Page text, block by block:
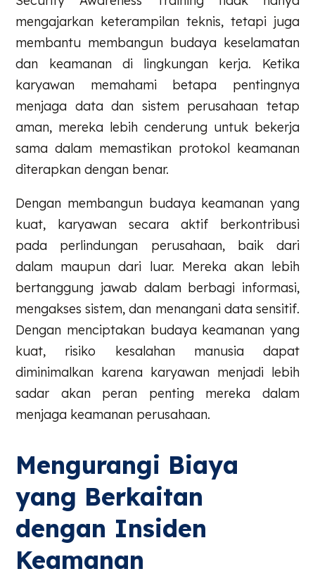
mengajarkan keterampilan teknis, tetapi juga
membantu membangun budaya keselamatan
dan keamanan di lingkungan kerja. Ketika
karyawan memahami betapa pentingnya
menjaga data dan sistem perusahaan tetap
aman, mereka lebih cenderung untuk bekerja
sama dalam memastikan protokol keamanan
diterapkan dengan benar.
Dengan membangun budaya keamanan yang
kuat, karyawan secara aktif berkontribusi
pada perlindungan perusahaan, baik dari
dalam maupun dari luar. Mereka akan lebih
bertanggung jawab dalam berbagi informasi,
mengakses sistem, dan menangani data sensitif.
Dengan menciptakan budaya keamanan yang
kuat, risiko kesalahan manusia dapat
diminimalkan karena karyawan menjadi lebih
sadar akan peran penting mereka dalam
menjaga keamanan perusahaan.
Mengurangi Biaya
yang Berkaitan
dengan Insiden
Keamanan